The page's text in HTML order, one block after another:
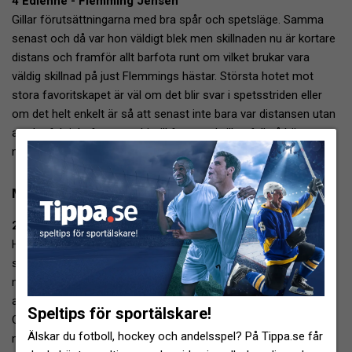
Gillar förutsättningarna med bra spår och spetsläge. Samma
senast och då var hon väldigt blek men skillnaden nu är kortare
distans och framför allt barfota runt om vilket brukar vara
väldig skillnad på just Flemmings hästar. Största hotet mot
stora favoritskapet är väl om det blir svar i spetsstriden eller
om det helt enkelt är så att senast inte bara var distansen utan
att det faktiskt fattas en bit till formen. I vilket fall så bör man
nog gardera om hon blir så här stor favorit. Läget till trots.
Motbuden :
2 Mindyourlove W.F. - Thomas Dalborg
Höjt sig på slutet mot lite enklare motstånd och kan öppna
snabbt bakom bilen bara hon sköter sig. Insatsen senast var
nog en av de bättre på länge. Thomas låter inte supersugen på
att släppa spets men samtidigt vet man ju aldrig när det är Åby.
Oavsett mest streckvärd just nu med tanke på spåret och blir
mitt första streck i loppet trots tuffare emot.
Speltips för sportälskare!
Älskar du fotboll, hockey och andelsspel? På Tippa.se får